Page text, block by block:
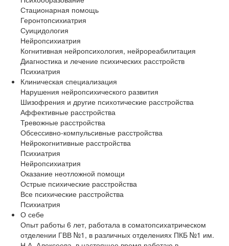
Стационарная помощь
Геронтопсихиатрия
Суицидология
Нейропсихиатрия
Когнитивная нейропсихология, нейрореабилитация
Диагностика и лечение психических расстройств
Психиатрия
Клиническая специализация
Нарушения нейропсихического развития
Шизофрения и другие психотические расстройства
Аффективные расстройства
Тревожные расстройства
Обсессивно-компульсивные расстройства
Нейрокогнитивные расстройства
Психиатрия
Нейропсихиатрия
Оказание неотложной помощи
Острые психические расстройства
Все психические расстройства
Психиатрия
О себе
Опыт работы 6 лет, работала в соматопсихатрическом
отделении ГВВ №1, в различных отделениях ПКБ №1 им.